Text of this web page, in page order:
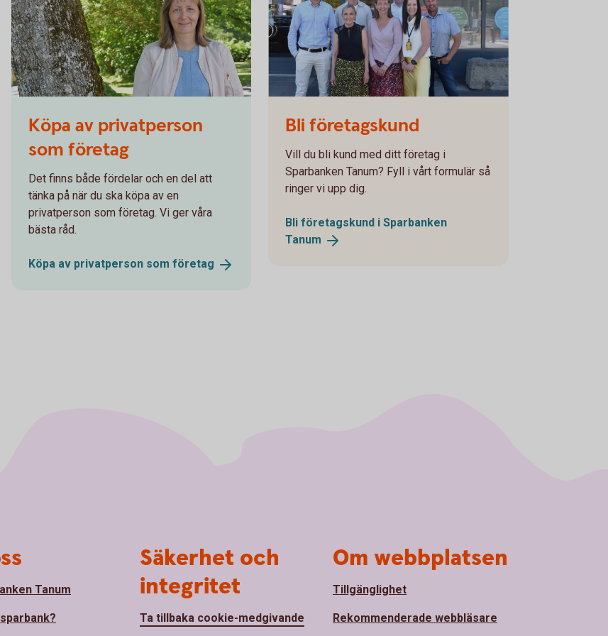
Köpa av privatperson
som företag
Det finns både fördelar och en del att
tänka på när du ska köpa av en
privatperson som företag. Vi ger våra
bästa råd.
Köpa av privatperson som företag
Bli företagskund
Vill du bli kund med ditt företag i
Sparbanken Tanum? Fyll i vårt formulär så
ringer vi upp dig.
Bli företagskund i Sparbanken
Tanum
Tanum
Säkerhet och
integritet
Ta tillbaka cookie-medgivande
Om webbplatsen
Tillgänglighet
Rekommenderade webbläsare